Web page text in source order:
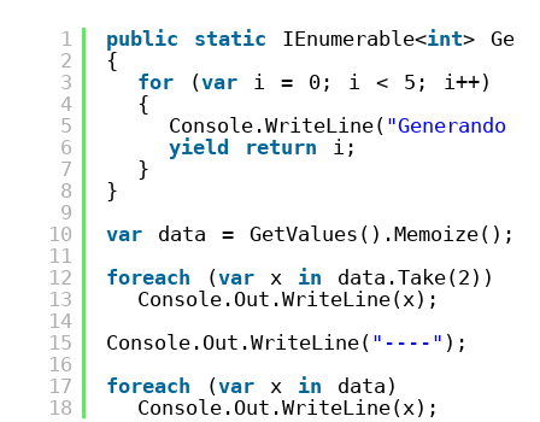
1
2
3
4
5
6
7
8
9
10
11
12
13
14
15
16
17
18
public static IEnumerable<int>
{
for
(var
i = 0; i < 5; i++)
{
Console.WriteLine( "Generando "
yield
return
i;
}
}
var
data = GetValues().Memoize();
foreach
(var x in
data.Take(2))
Console.Out.WriteLine(x);
Console.Out.WriteLine( "----" );
foreach
(var x in
data)
Console.Out.WriteLine(x);